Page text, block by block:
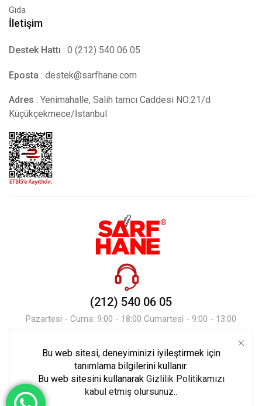
Gıda
İletişim
Destek Hattı : 0 (212) 540 06 05
Eposta : destek@sarfhane.com
Adres : Yenimahalle, Salih tamcı Caddesi NO:21/d
Küçükçekmece/İstanbul
(212) 540 06 05
Pazartesi - Cuma: 9:00 - 18:00 Cumartesi - 9:00 - 13:00
Mesaj Gönder
Bu web sitesi, deneyiminizi iyileştirmek için
tanımlama bilgilerini kullanır.
Bu web sitesini kullanarak Gizlilik Politikamızı
kabul etmiş olursunuz..